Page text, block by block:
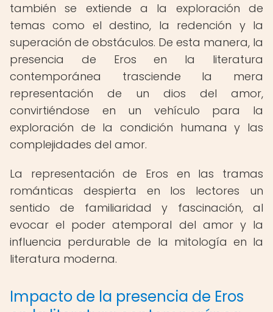
también se extiende a la exploración de
temas como el destino, la redención y la
superación de obstáculos. De esta manera, la
presencia de Eros en la literatura
contemporánea trasciende la mera
representación de un dios del amor,
convirtiéndose en un vehículo para la
exploración de la condición humana y las
complejidades del amor.
La representación de Eros en las tramas
románticas despierta en los lectores un
sentido de familiaridad y fascinación, al
evocar el poder atemporal del amor y la
influencia perdurable de la mitología en la
literatura moderna.
Impacto de la presencia de Eros